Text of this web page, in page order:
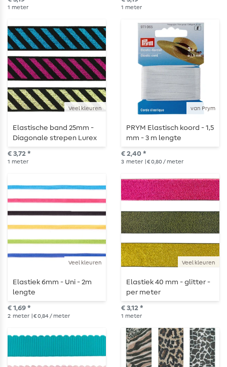
1 meter 1 meter
Veel kleuren
Elastische band 25mm -
Diagonale strepen Lurex
- per meter
€ 3,72 *
1 meter
van Prym
PRYM Elastisch koord - 1,5
mm - 3 m lengte
€ 2,40 *
3 meter | € 0,80 / meter
Veel kleuren
Elastiek 6mm - Uni - 2m
lengte
€ 1,69 *
2 meter | € 0,84 / meter
Veel kleuren
Elastiek 40 mm - glitter -
per meter
€ 3,12 *
1 meter